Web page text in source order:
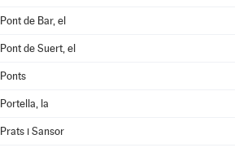
Pont de Bar, el
Pont de Suert, el
Ponts
Portella, la
Prats i Sansor